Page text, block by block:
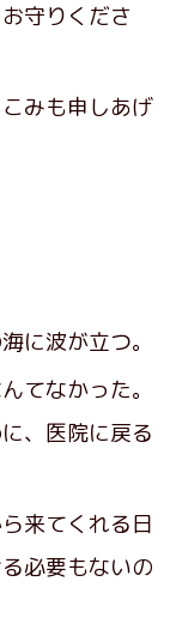
守りくださ
みも申しあげ
に波が立つ。
てなかった。
、医院に戻る
来てくれる日
必要もないの